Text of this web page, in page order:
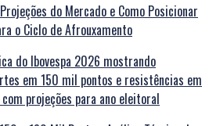
do Mercado e Como Posicionar
o Ciclo de Afrouxamento